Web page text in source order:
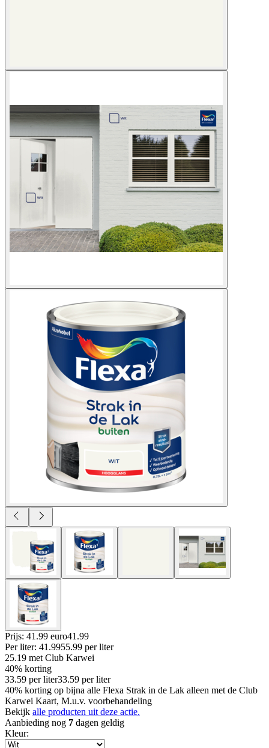
Prijs: 41.99 euro41 .99
Per liter: 41.9955.99 per liter
25.19 met Club Karwei
40% korting
33.59 per liter33.59 per liter
40% korting op bijna alle Flexa Strak in de Lak alleen met de Club
Karwei Kaart, M.u.v. voorbehandeling
Bekijk alle producten uit deze actie.
Aanbieding nog 7 dagen geldig
Kleur: